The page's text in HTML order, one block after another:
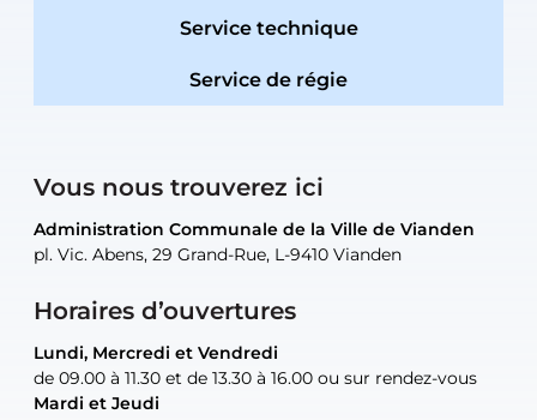
Service technique
Service de régie
Vous nous trouverez ici
Administration Communale de la Ville de Vianden
pl. Vic. Abens, 29 Grand-Rue, L-9410 Vianden
Horaires d’ouvertures
Lundi, Mercredi et Vendredi
de 09.00 à 11.30 et de 13.30 à 16.00 ou sur rendez-vous
Mardi et Jeudi
Administration Communale de la Ville de Vianden
pl. Vic. Abens, 29 Grand-Rue, L-9410 Vianden
Lundi, Mercredi et Vendredi
de 09.00 à 11.30 et de 13.30 à 16.00 ou sur rendez-vous
Mardi et Jeudi
Administration Communale de la Ville de Vianden
pl. Vic. Abens, 29 Grand-Rue, L-9410 Vianden
uniquement sur rendez-vous
Administration Communale de la Ville de Vianden
pl. Vic. Abens, 29 Grand-Rue, L-9410 Vianden
uniquement sur rendez-vous
Atelier Communal de la Ville de Vianden
30, rue Neugarten, L-9422 Vianden
uniquement sur rendez-vous